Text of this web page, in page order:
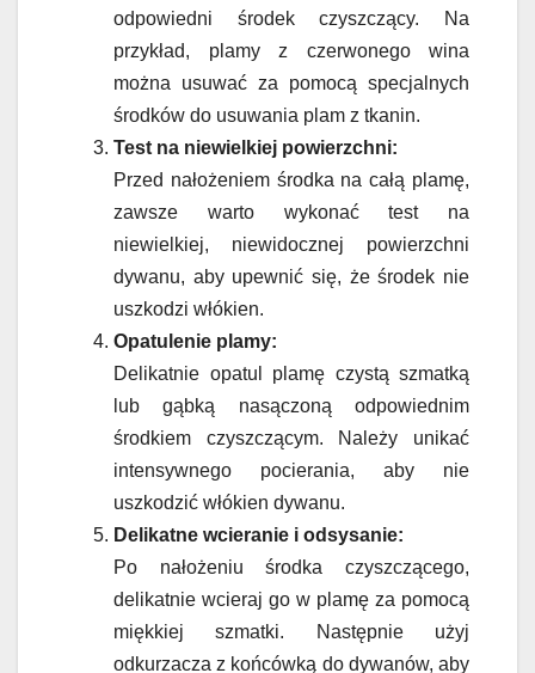
odpowiedni środek czyszczący. Na
przykład, plamy z czerwonego wina
można usuwać za pomocą specjalnych
środków do usuwania plam z tkanin.
Test na niewielkiej powierzchni:
Przed nałożeniem środka na całą plamę,
zawsze warto wykonać test na
niewielkiej, niewidocznej powierzchni
dywanu, aby upewnić się, że środek nie
uszkodzi włókien.
Opatulenie plamy:
Delikatnie opatul plamę czystą szmatką
lub gąbką nasączoną odpowiednim
środkiem czyszczącym. Należy unikać
intensywnego pocierania, aby nie
uszkodzić włókien dywanu.
Delikatne wcieranie i odsysanie:
Po nałożeniu środka czyszczącego,
delikatnie wcieraj go w plamę za pomocą
miękkiej szmatki. Następnie użyj
odkurzacza z końcówką do dywanów, aby